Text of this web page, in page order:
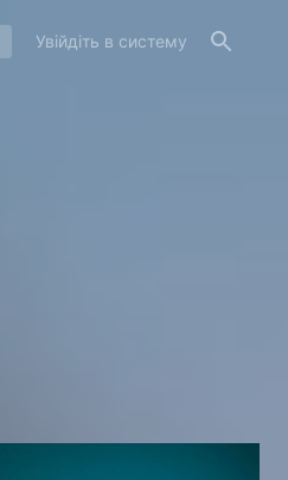
Увійдіть в систему